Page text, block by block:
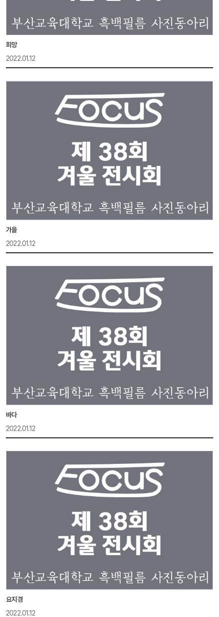
희망
2022.01.12
가을
2022.01.12
바다
2022.01.12
요지경
2022.01.12